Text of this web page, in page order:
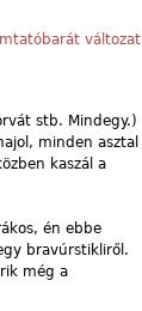
változat
stb. Mindegy.)
minden asztal
kaszál a
én ebbe
bravúrstikliről.
még a